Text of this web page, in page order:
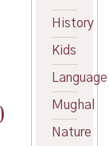
Current
History
Kids
Language
Mughal
Nature